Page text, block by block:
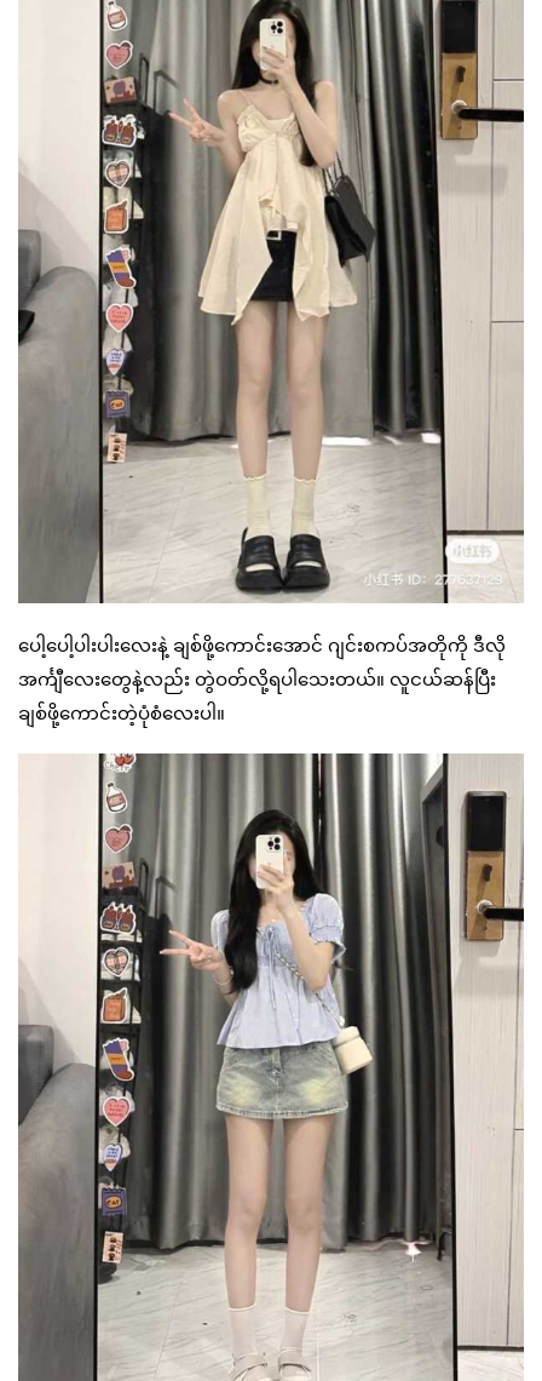
ပေါ့ပေါ့ပါးပါးလေးနဲ့ ချစ်ဖို့ကောင်းအောင် ဂျင်းစကပ်အတိုကို ဒီလို
အင်္ကျီလေးတွေနဲ့လည်း တွဲဝတ်လို့ရပါသေးတယ်။ လူငယ်ဆန်ပြီး
ချစ်ဖို့ကောင်းတဲ့ပုံစံလေးပါ။